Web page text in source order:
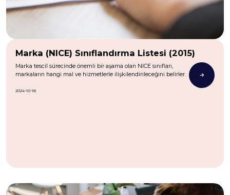
Marka (NICE) Sınıflandırma Listesi (2015)
Marka tescil sürecinde önemli bir aşama olan NICE sınıfları,
markaların hangi mal ve hizmetlerle ilişkilendirileceğini belirler.
2024-10-18